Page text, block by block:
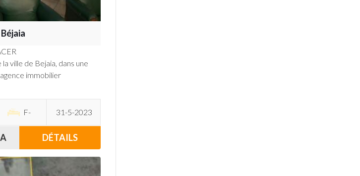
ville de Bejaia, dans une
immobilier
F- 31-5-2023
DÉTAILS